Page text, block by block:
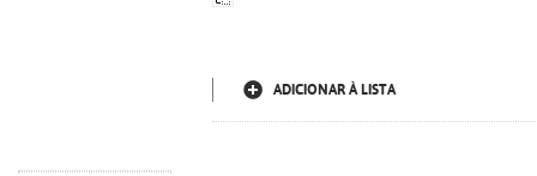
ADICIONAR À LISTA